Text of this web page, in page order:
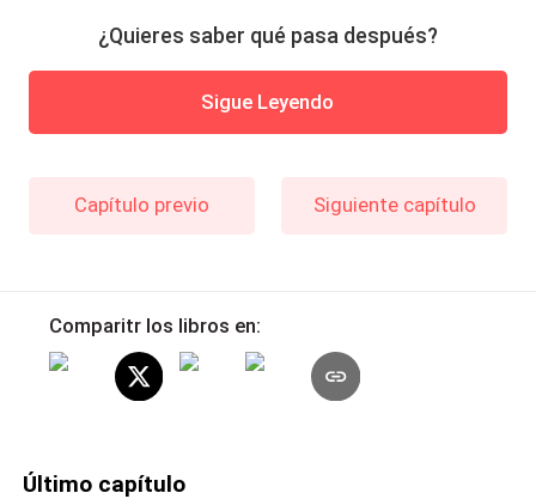
¿Quieres saber qué pasa después?
Sigue Leyendo
Capítulo previo Siguiente capítulo
Comparitr los libros en:
Último capítulo